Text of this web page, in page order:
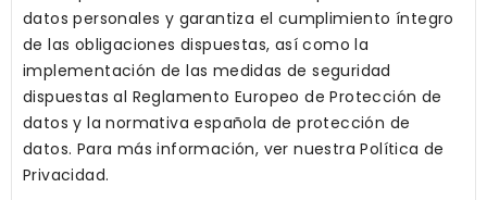
datos personales y garantiza el cumplimiento íntegro
de las obligaciones dispuestas, así como la
implementación de las medidas de seguridad
dispuestas al Reglamento Europeo de Protección de
datos y la normativa española de protección de
datos. Para más información, ver nuestra Política de
Privacidad.